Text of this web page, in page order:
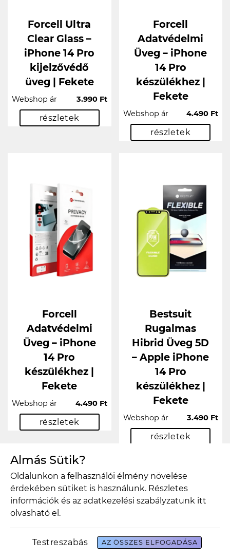
Forcell Ultra
Clear Glass –
iPhone 14 Pro
kijelzővédő
üveg | Fekete
Webshop ár 3.990 Ft
részletek
Forcell
Adatvédelmi
Üveg – iPhone
14 Pro
készülékhez |
Fekete
Webshop ár 4.490 Ft
részletek
Forcell
Adatvédelmi
Üveg – iPhone
14 Pro
készülékhez |
Fekete
Webshop ár 4.490 Ft
részletek
Bestsuit
Rugalmas
Hibrid Üveg 5D
– Apple iPhone
14 Pro
készülékhez |
Fekete
Webshop ár 3.490 Ft
részletek
Almás Sütik?
Oldalunkon a felhasználói élmény növelése
érdekében sütiket is használunk. Részletes
információk és az adatkezelési szabályzatunk itt
olvasható el.
Testreszabás AZ ÖSSZES ELFOGADÁSA